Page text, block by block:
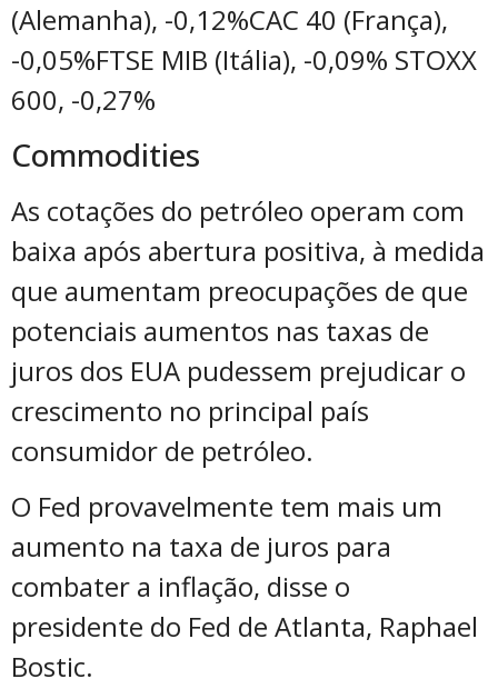
(Alemanha), -0,12%CAC 40 (França),
-0,05%FTSE MIB (Itália), -0,09% STOXX
600, -0,27%
Commodities
As cotações do petróleo operam com
baixa após abertura positiva, à medida
que aumentam preocupações de que
potenciais aumentos nas taxas de
juros dos EUA pudessem prejudicar o
crescimento no principal país
consumidor de petróleo.
O Fed provavelmente tem mais um
aumento na taxa de juros para
combater a inflação, disse o
presidente do Fed de Atlanta, Raphael
Bostic.